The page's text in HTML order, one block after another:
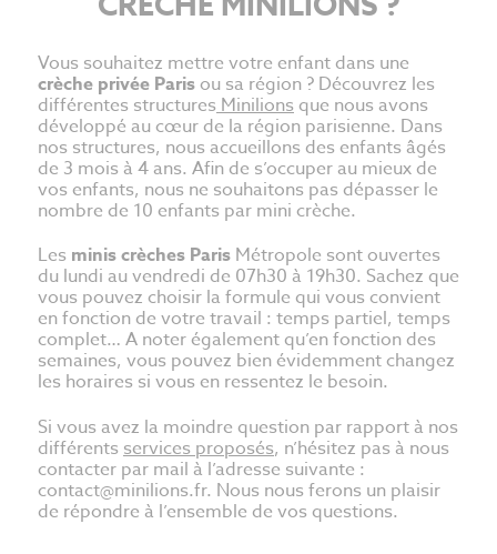
Vous souhaitez mettre votre enfant dans une
crèche privée Paris ou sa région ? Découvrez les
différentes structuresMinilions que nous avons
développé au cœur de la région parisienne. Dans
nos structures, nous accueillons des enfants âgés
de 3 mois à 4 ans. Afin de s’occuper au mieux de
vos enfants, nous ne souhaitons pas dépasser le
nombre de 10 enfants par mini crèche.
Les minis crèches Paris Métropole sont ouvertes
du lundi au vendredi de 07h30 à 19h30. Sachez que
vous pouvez choisir la formule qui vous convient
en fonction de votre travail : temps partiel, temps
complet… A noter également qu’en fonction des
semaines, vous pouvez bien évidemment changez
les horaires si vous en ressentez le besoin.
Si vous avez la moindre question par rapport à nos
différents services proposés, n’hésitez pas à nous
contacter par mail à l’adresse suivante :
contact@minilions.fr. Nous nous ferons un plaisir
de répondre à l’ensemble de vos questions.